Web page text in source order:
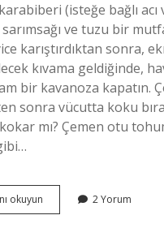
(isteğe bağlı acı
ve tuzu bir
karıştırdıktan sonra,
kıvama geldiğinde,
bir kavanoza kapatın.
sonra vücutta koku
mı? Çemen otu
okuyun Kokmayan
Çemen
2 Yorum